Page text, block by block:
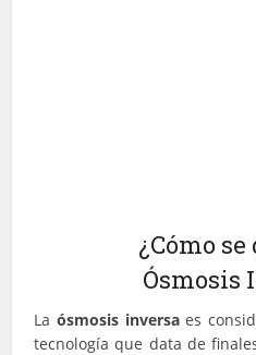
¿Cómo
Ósmosis
La ósmosis inversaes
tecnología que data de